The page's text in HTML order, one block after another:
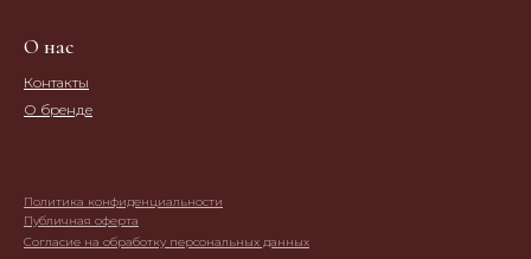
Политика конфиденциальности
Публичная оферта
О нас
Контакты
О бренде
Согласие на обработку персональных данных